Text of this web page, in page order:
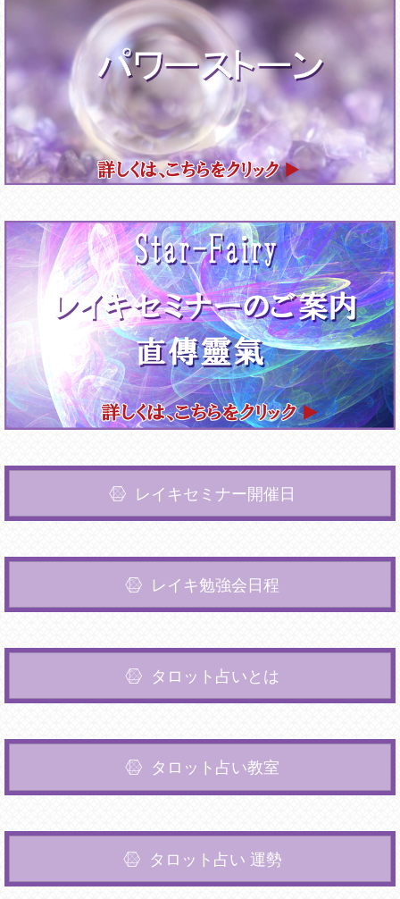
レイキセミナー開催日
レイキ勉強会日程
タロット占いとは
タロット占い教室
タロット占い 運勢